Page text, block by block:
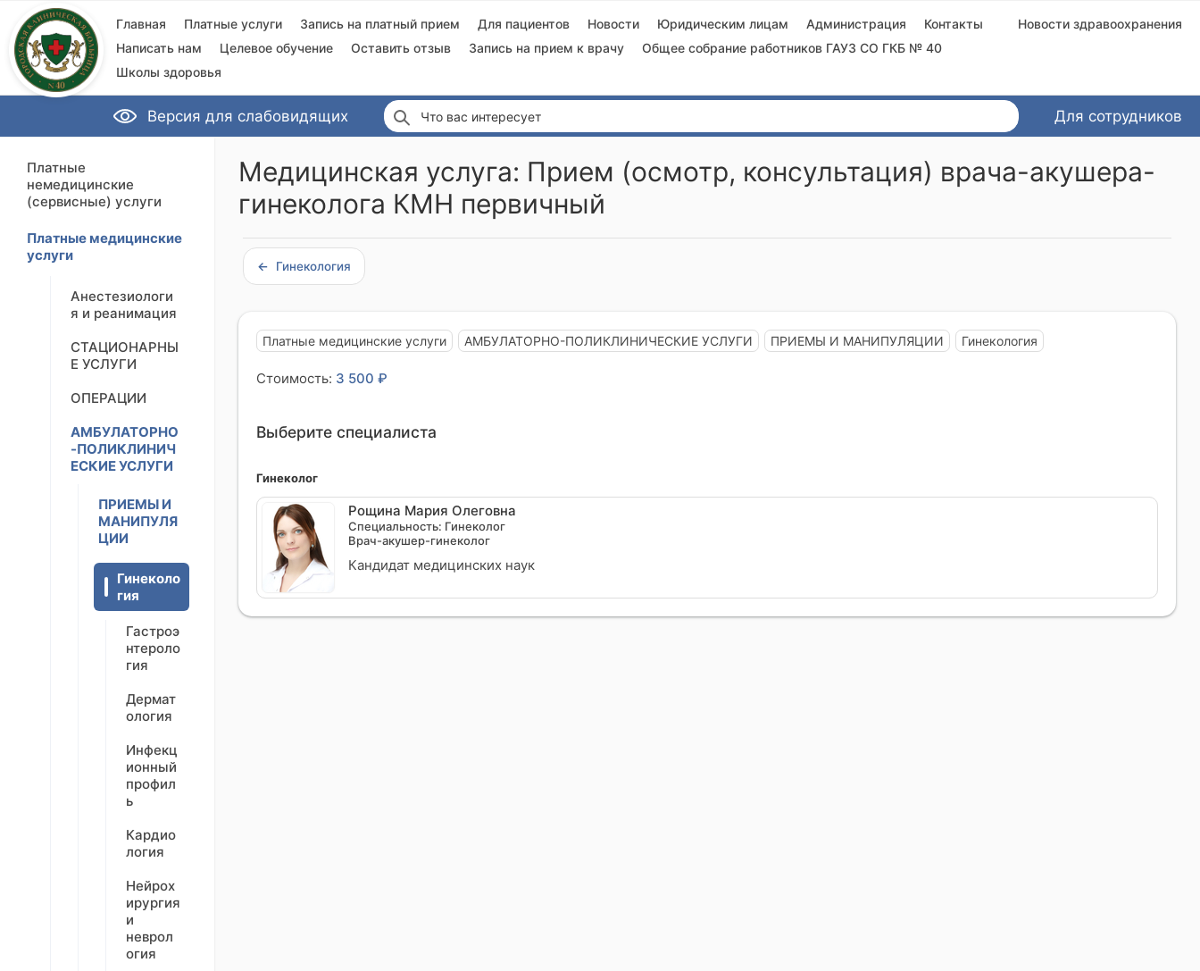
Главная Платные услуги Запись на платный прием Для пациентов Новости Юридическим лицам Администрация
Контакты
Написать нам
Целевое обучение Оставить отзыв Запись на прием к врачу
Общее собрание работников ГАУЗ СО ГКБ № 40
Школы здоровья
Новости здравоохранения
Версия для слабовидящих Что вас интересует Для сотрудников
Платные
немедицинские
(сервисные) услуги
Платные медицинские
услуги
Анестезиологи
я и реанимация
СТАЦИОНАРНЫ
Е УСЛУГИ
ОПЕРАЦИИ
АМБУЛАТОРНО
-ПОЛИКЛИНИЧ
ЕСКИЕ УСЛУГИ
ПРИЕМЫ И
МАНИПУЛЯ
ЦИИ
Гинеколо
гия
Гастроэ
нтероло
гия
Дермат
ология
Инфекц
ионный
профил
ь
Кардио
логия
Нейрох
ирургия
и
неврол
огия
Медицинская услуга: Прием (осмотр, консультация) врача-акушера-
гинеколога КМН первичный
Гинекология
Платные медицинские услуги АМБУЛАТОРНО-ПОЛИКЛИНИЧЕСКИЕ УСЛУГИ ПРИЕМЫ И МАНИПУЛЯЦИИ Гинекология
Стоимость: 3 500 ₽
Выберите специалиста
Гинеколог
Рощина Мария Олеговна
Специальность: Гинеколог
Врач-акушер-гинеколог
Кандидат медицинских наук